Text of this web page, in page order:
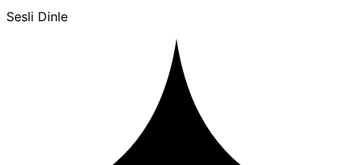
Sesli Dinle